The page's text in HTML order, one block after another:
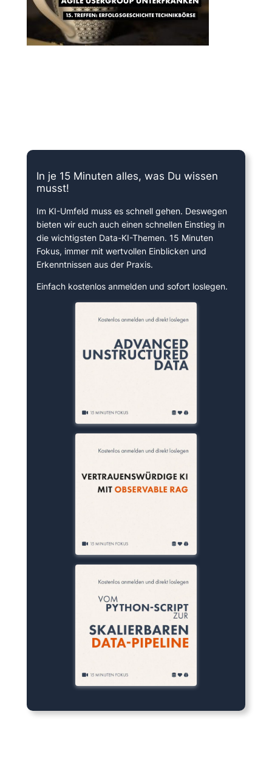
In je 15 Minuten alles, was Du wissen
musst!
Im KI-Umfeld muss es schnell gehen. Deswegen
bieten wir euch auch einen schnellen Einstieg in
die wichtigsten Data-KI-Themen. 15 Minuten
Fokus, immer mit wertvollen Einblicken und
Erkenntnissen aus der Praxis.
Einfach kostenlos anmelden und sofort loslegen.